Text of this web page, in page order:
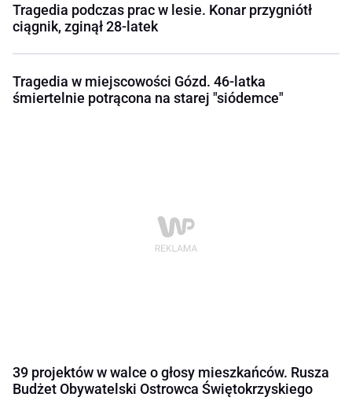
Tragedia podczas prac w lesie. Konar przygniótł
ciągnik, zginął 28-latek
Tragedia w miejscowości Gózd. 46-latka
śmiertelnie potrącona na starej "siódemce"
39 projektów w walce o głosy mieszkańców. Rusza
Budżet Obywatelski Ostrowca Świętokrzyskiego